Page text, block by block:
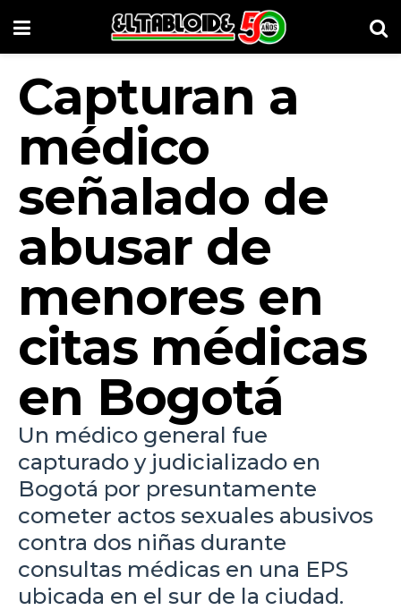
Capturan a
médico
señalado de
abusar de
menores en
citas médicas
en Bogotá
Un médico general fue
capturado y judicializado en
Bogotá por presuntamente
cometer actos sexuales abusivos
contra dos niñas durante
consultas médicas en una EPS
ubicada en el sur de la ciudad.